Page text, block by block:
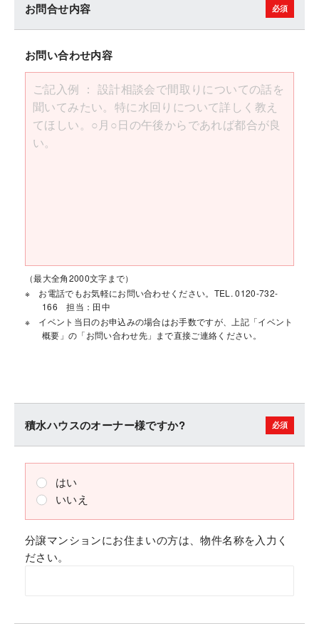
お問合せ内容
お問い合わせ内容
（最大全角2000文字まで）
お電話でもお気軽にお問い合わせください。TEL. 0120-732-
166 担当：田中
イベント当日のお申込みの場合はお手数ですが、上記「イベント
概要」の「お問い合わせ先」まで直接ご連絡ください。
積水ハウスのオーナー様ですか?
はい
いいえ
分譲マンションにお住まいの方は、物件名称を入力く
ださい。